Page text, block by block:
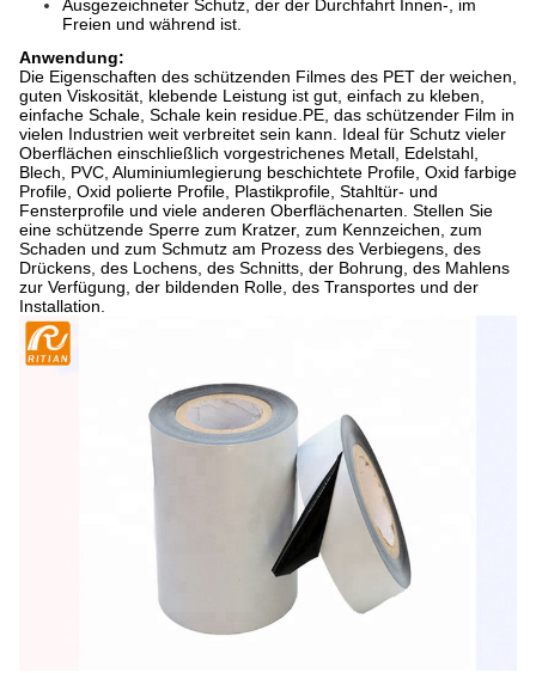
Ausgezeichneter Schutz, der der Durchfahrt Innen-, im
Freien und während ist.
Anwendung:
Die Eigenschaften des schützenden Filmes des PET der weichen,
guten Viskosität, klebende Leistung ist gut, einfach zu kleben,
einfache Schale, Schale kein residue.PE, das schützender Film in
vielen Industrien weit verbreitet sein kann. Ideal für Schutz vieler
Oberflächen einschließlich vorgestrichenes Metall, Edelstahl,
Blech, PVC, Aluminiumlegierung beschichtete Profile, Oxid farbige
Profile, Oxid polierte Profile, Plastikprofile, Stahltür- und
Fensterprofile und viele anderen Oberflächenarten. Stellen Sie
eine schützende Sperre zum Kratzer, zum Kennzeichen, zum
Schaden und zum Schmutz am Prozess des Verbiegens, des
Drückens, des Lochens, des Schnitts, der Bohrung, des Mahlens
zur Verfügung, der bildenden Rolle, des Transportes und der
Installation.